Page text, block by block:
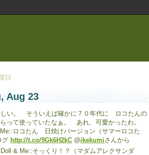
日
Aug 23
しい。 そういえば確かに７０年代に ロコたんの
って使っていたなぁ。 あれ、可愛かったわ。
ロコたん 日焼けバージョン（サマーロコた
グ http://t.co/9Gk6H2kC @ikekumiさんから
& Me::そっくり！？（マダムアレクサンダ